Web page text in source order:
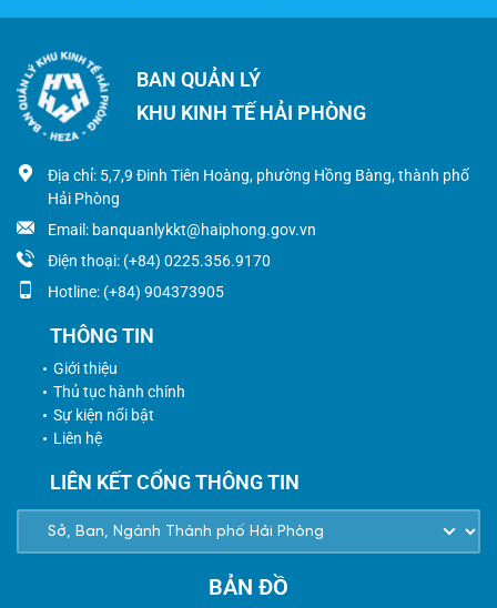
BAN QUẢN LÝ
KHU KINH TẾ HẢI PHÒNG
Địa chỉ: 5,7,9 Đinh Tiên Hoàng, phường Hồng Bàng, thành phố
Hải Phòng
Email: banquanlykkt@haiphong.gov.vn
Điện thoại: (+84) 0225.356.9170
Hotline: (+84) 904373905
THÔNG TIN
Giới thiệu
Thủ tục hành chính
Sự kiện nổi bật
Liên hệ
LIÊN KẾT CỔNG THÔNG TIN
BẢN ĐỒ